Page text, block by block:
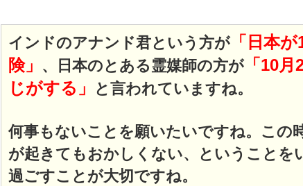
インドのアナンド君という方が「日本が
険」 、日本のとある霊媒師の方が「10月
じがする」
と言われていますね。
何事もないことを願いたいですね。この
が起きてもおかしくない、ということを
過ごすことが大切ですね。